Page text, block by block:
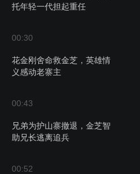
托年轻一代担起重任
00:30
花金刚舍命救金芝，英雄情
义感动老寨主
00:43
兄弟为护山寨撤退，金芝智
助兄长逃离追兵
00:52